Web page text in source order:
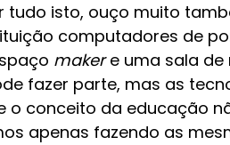
tudo isto, ouço muito
computadores de
maker e uma sala de
fazer parte, mas as
o conceito da educação
apenas fazendo as